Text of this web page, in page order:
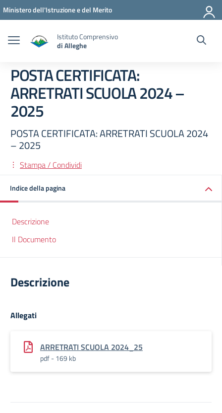
Vai ai contenuti
Vai al menu di navigazione
Vai al footer
Ministero dell'Istruzione e del Merito
Istituto Comprensivo
di Alleghe
POSTA CERTIFICATA:
ARRETRATI SCUOLA 2024 –
2025
POSTA CERTIFICATA: ARRETRATI SCUOLA 2024
– 2025
Stampa / Condividi
Indice della pagina
Descrizione
Il Documento
Descrizione
Allegati
ARRETRATI SCUOLA 2024_25
pdf - 169 kb